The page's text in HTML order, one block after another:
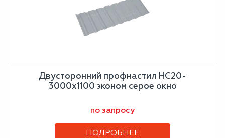
Двусторонний профнастил НС20-
3000х1100 эконом серое окно
по запросу
ПОДРОБНЕЕ